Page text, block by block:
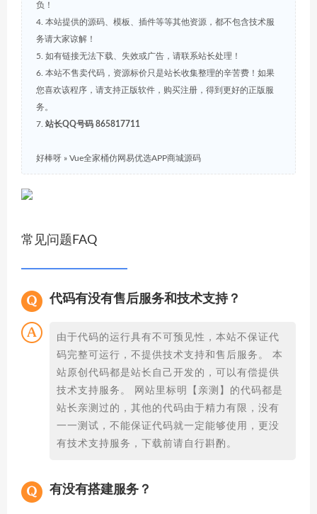
负！
4. 本站提供的源码、模板、插件等等其他资源，都不包含技术服
务请大家谅解！
5. 如有链接无法下载、失效或广告，请联系站长处理！
6. 本站不售卖代码，资源标价只是站长收集整理的辛苦费！如果
您喜欢该程序，请支持正版软件，购买注册，得到更好的正版服
务。
7. 站长QQ号码 865817711
好棒呀 » Vue全家桶仿网易优选APP商城源码
常见问题FAQ
代码有没有售后服务和技术支持？
由于代码的运行具有不可预见性，本站不保证代
码完整可运行，不提供技术支持和售后服务。 本
站原创代码都是站长自己开发的，可以有偿提供
技术支持服务。 网站里标明【亲测】的代码都是
站长亲测过的，其他的代码由于精力有限，没有
一一测试，不能保证代码就一定能够使用，更没
有技术支持服务，下载前请自行斟酌。
有没有搭建服务？